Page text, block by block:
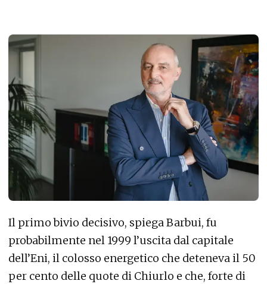
Il primo bivio decisivo, spiega Barbui, fu
probabilmente nel 1999 l’uscita dal capitale
dell’Eni, il colosso energetico che deteneva il 50
per cento delle quote di Chiurlo e che, forte di